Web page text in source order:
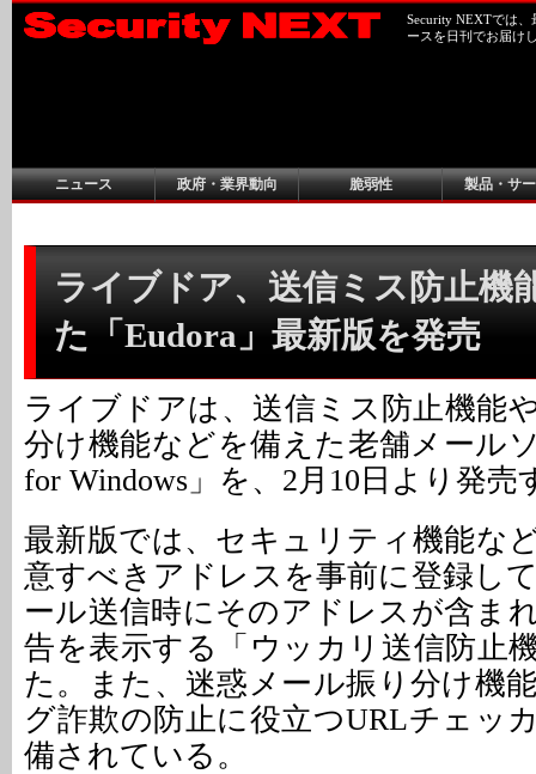
Security NEXTでは
ースを日刊でお届け
ニュース 政府・業界動向 脆弱性 製品・サ
ライブドア、送信ミス防止機
た「Eudora」最新版を発売
ライブドアは、送信ミス防止機能
分け機能などを備えた老舗メール
for Windows」を、2月10日より発売
最新版では、セキュリティ機能な
意すべきアドレスを事前に登録し
ール送信時にそのアドレスが含ま
告を表示する「ウッカリ送信防止
た。また、迷惑メール振り分け機
グ詐欺の防止に役立つURLチェッ
備されている。